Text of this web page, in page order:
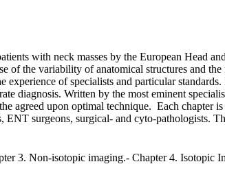
with neck masses by the European Head
the variability of anatomical structures and the
experience of specialists and particular
diagnosis. Written by the most eminent
agreed upon optimal technique. Each chapter
ENT surgeons, surgical- and cyto-pathologists.
3. Non-isotopic imaging.- Chapter 4.